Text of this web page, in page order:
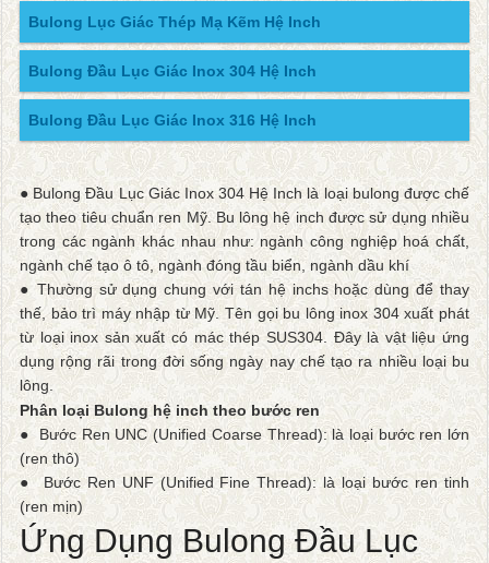
Bulong Lục Giác Thép Mạ Kẽm Hệ Inch
Bulong Đầu Lục Giác Inox 304 Hệ Inch
Bulong Đầu Lục Giác Inox 316 Hệ Inch
● Bulong Đầu Lục Giác Inox 304 Hệ Inch là loại bulong được chế
tạo theo tiêu chuẩn ren Mỹ. Bu lông hệ inch được sử dụng nhiều
trong các ngành khác nhau như: ngành công nghiệp hoá chất,
ngành chế tạo ô tô, ngành đóng tầu biển, ngành dầu khí
● Thường sử dụng chung với tán hệ inchs hoặc dùng để thay
thế, bảo trì máy nhập từ Mỹ. Tên gọi bu lông inox 304 xuất phát
từ loại inox sản xuất có mác thép SUS304. Đây là vật liệu ứng
dụng rộng rãi trong đời sống ngày nay chế tạo ra nhiều loại bu
lông.
Phân loại Bulong hệ inch theo bước ren
● Bước Ren UNC (Unified Coarse Thread): là loại bước ren lớn
(ren thô)
● Bước Ren UNF (Unified Fine Thread): là loại bước ren tinh
(ren mịn)
Ứng Dụng Bulong Đầu Lục